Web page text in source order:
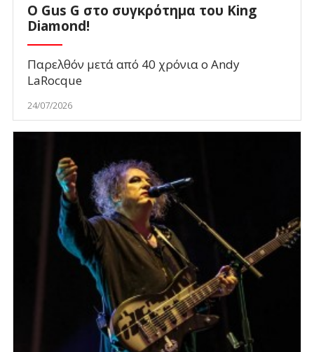
O Gus G στο συγκρότημα του King
Diamond!
Παρελθόν μετά από 40 χρόνια ο Andy
LaRocque
24/07/2026